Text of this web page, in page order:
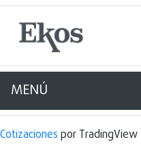
MENÚ
Cotizaciones por TradingView